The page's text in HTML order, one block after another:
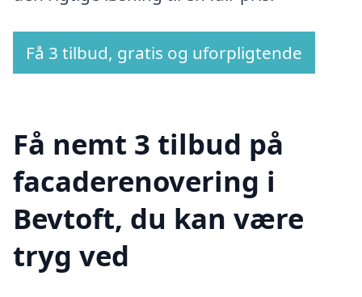
Få 3 tilbud, gratis og uforpligtende
Få nemt 3 tilbud på
facaderenovering i
Bevtoft, du kan være
tryg ved